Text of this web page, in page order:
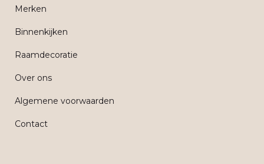
Merken
Binnenkijken
Raamdecoratie
Over ons
Algemene voorwaarden
Contact